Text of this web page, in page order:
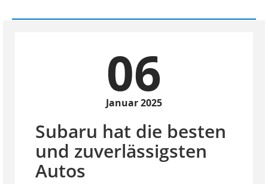
06
Januar 2025
Subaru hat die besten
und zuverlässigsten
Autos